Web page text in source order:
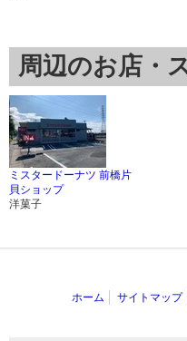
周辺のお店・
ミスタードーナツ 前橋片
貝ショップ
洋菓子
ホーム サイトマップ